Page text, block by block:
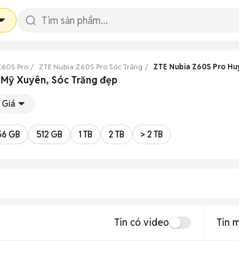
Pro ZTE Nubia Z60S Pro Sóc Trăng ZTE Nubia Z60S Pro
Xuyên, Sóc Trăng đẹp
Giá
GB 512 GB 1 TB 2 TB > 2 TB
Tin có video Tin